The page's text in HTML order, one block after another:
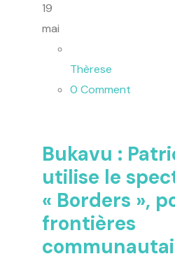
19
mai
Thèrese
0 Comment
Bukavu :
utilise le
« Borders »,
frontières